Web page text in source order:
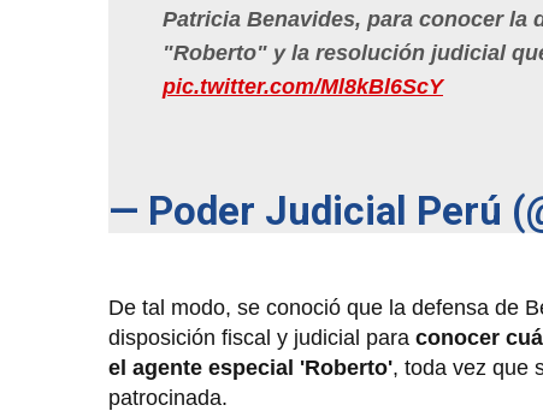
Patricia Benavides, para conocer la
"Roberto" y la resolución judicial
pic.twitter.com/Ml8kBl6ScY
— Poder Judicial Perú
De tal modo, se conoció que la defensa de
disposición fiscal y judicial para conocer
el agente especial 'Roberto', toda vez que
patrocinada.